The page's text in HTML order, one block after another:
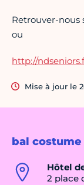
bal
Hôtel
2 place
Retrouver-nous
ou
http://
Mise à jour le